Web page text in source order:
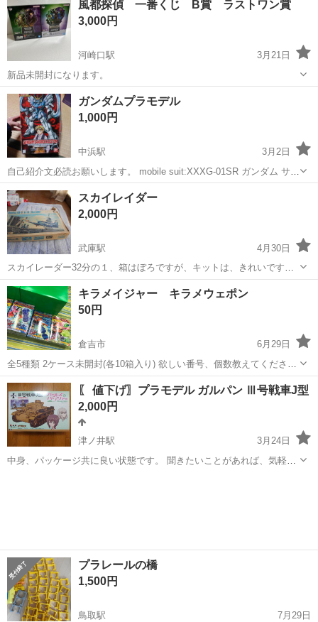
に乗って流れてくる車の骨組みに、車内外の各部品・ハンドル・足回
り・ドア・シートなどの各...
風都探偵 一番くじ B賞 ラストワン賞
3,000円
河崎口駅
3月21日
新品未開封になります。
鳥取 米子市 河崎口駅 模型、プラモデル
ガンダムプラモデル
1,000円
中浜駅
3月2日
自己紹介文必読お願いします。 mobile suit:XXXG-01SR ガンダム サン
ドロックカスタム 箱の状態悪いですが袋は開いてません。 プラモデル
作ってみたい方どうですか？
鳥取 境港市 中浜駅 模型、プラモデル
スカイレイダー
2,000円
武庫駅
4月30日
スカイレーダー32分の１、箱はぼろですが、キットは、きれいです、
メーカーは、レベルです。スケールは、32/1です。
鳥取 日野郡 武庫駅 模型、プラモデル スカイ
キラメイジャー キラメウェポン
50円
倉吉市
6月29日
全5種類 2ケース未開封(各10箱入り) 欲しい番号、個数教えてくださ
い。 1つ¥50です。 1ケースだと¥300 画像の物全てで¥1000
鳥取 倉吉市 模型、プラモデル 画像
〖 値下げ〗プラモデル ガルパン Ⅲ号戦車J型
2,000円
津ノ井駅
3月24日
中身、パッケージ共に良い状態です。 聞きたいことがあれば、気軽に
プラレールの橋
1,500円
鳥取駅
7月29日